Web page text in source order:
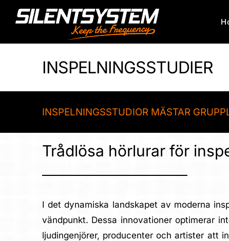
INSPELNINGSSTUDIER
INSPELNINGSSTUDIOR MÄSTAR
Trådlösa hörlurar för
I det dynamiska landskapet av moderna
vändpunkt. Dessa innovationer optimerar
ljudingenjörer, producenter och artister att